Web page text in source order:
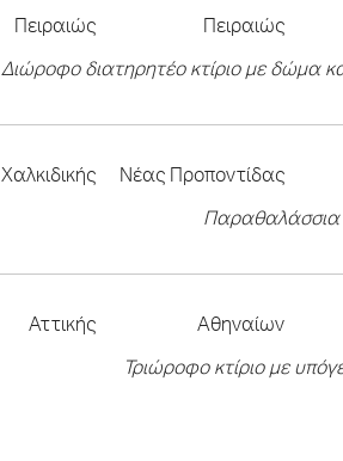
Πειραιώς Πειραιώς
Διώροφο διατηρητέο κτίριο με δώμα
Χαλκιδικής Νέας Προποντίδας
Παραθαλάσσια
Αττικής Αθηναίων
Τριώροφο κτίριο με